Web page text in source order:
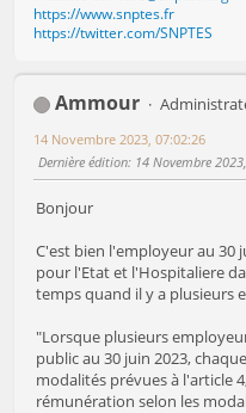
https://www.snptes.fr
https://twitter.com/SNPTES
Ammour
14 Novembre 2023, 07:02:26
Dernière édition: 14 Novembre
Bonjour
C'est bien l'employeur au 30
pour l'Etat et l'Hospitaliere
temps quand il y a plusieurs
"Lorsque plusieurs
public au 30 juin 2023,
modalités prévues à l'article
rémunération selon les